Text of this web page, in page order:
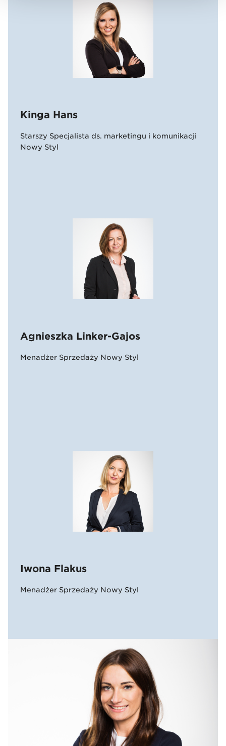
Kinga Hans
Starszy Specjalista ds. marketingu i komunikacji
Nowy Styl
Agnieszka Linker-Gajos
Menadżer Sprzedaży Nowy Styl
Iwona Flakus
Menadżer Sprzedaży Nowy Styl